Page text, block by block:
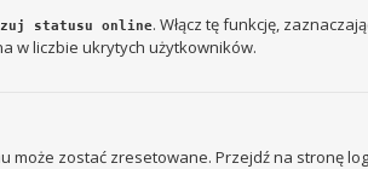
statusu online. Włącz tę funkcję,
w liczbie ukrytych użytkowników.
może zostać zresetowane. Przejdź na stronę